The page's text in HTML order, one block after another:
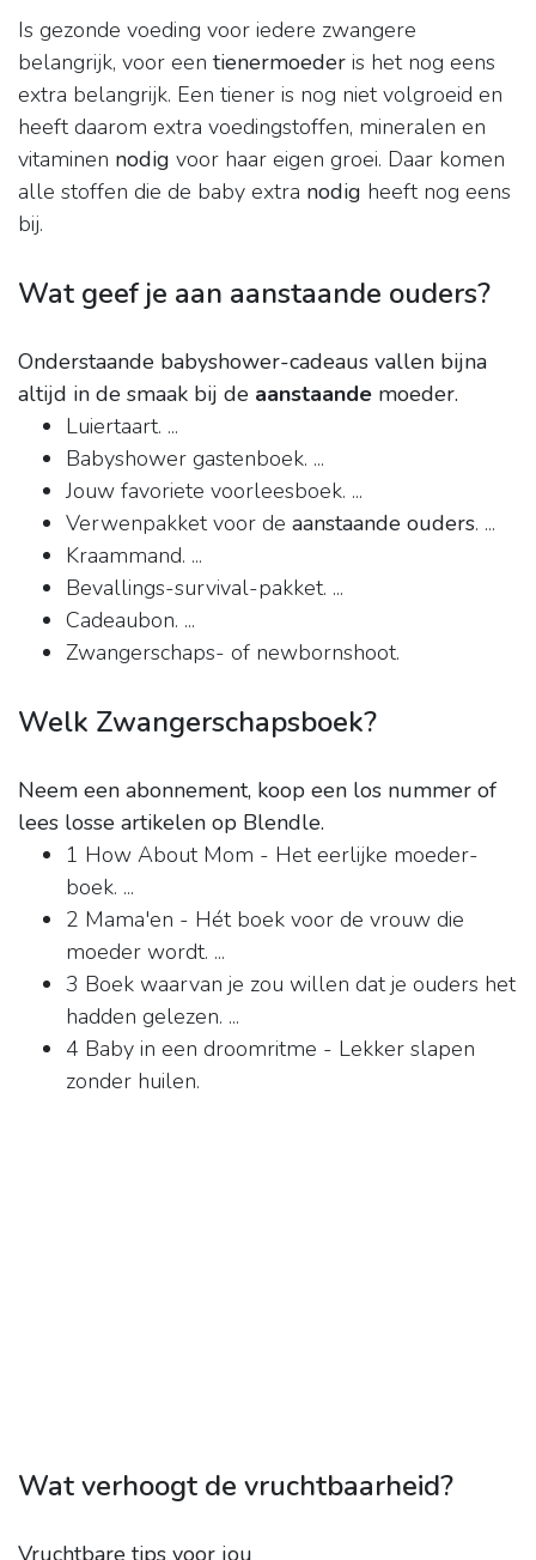
Is gezonde voeding voor iedere zwangere
belangrijk, voor een tienermoeder is het nog eens
extra belangrijk. Een tiener is nog niet volgroeid en
heeft daarom extra voedingstoffen, mineralen en
vitaminen nodig voor haar eigen groei. Daar komen
alle stoffen die de baby extra nodig heeft nog eens
bij.
Wat geef je aan aanstaande ouders?
Onderstaande babyshower-cadeaus vallen bijna
altijd in de smaak bij de aanstaande moeder.
Luiertaart. ...
Babyshower gastenboek. ...
Jouw favoriete voorleesboek. ...
Verwenpakket voor de aanstaande ouders. ...
Kraammand. ...
Bevallings-survival-pakket. ...
Cadeaubon. ...
Zwangerschaps- of newbornshoot.
Welk Zwangerschapsboek?
Neem een abonnement, koop een los nummer of
lees losse artikelen op Blendle.
1 How About Mom - Het eerlijke moeder-
boek. ...
2 Mama'en - Hét boek voor de vrouw die
moeder wordt. ...
3 Boek waarvan je zou willen dat je ouders het
hadden gelezen. ...
4 Baby in een droomritme - Lekker slapen
zonder huilen.
Wat verhoogt de vruchtbaarheid?
Vruchtbare tips voor jou